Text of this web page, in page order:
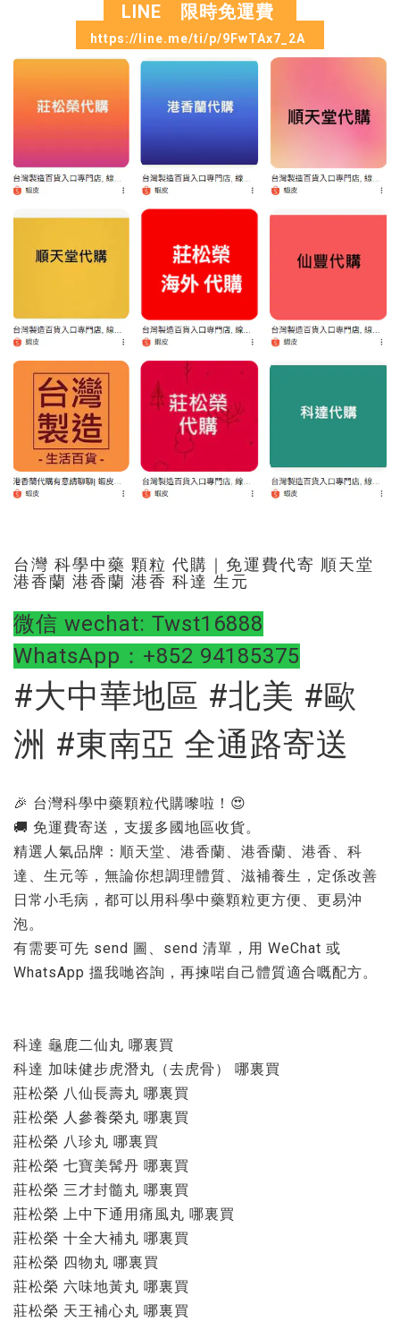
LINE 限時免運費
https://line.me/ti/p/9FwTAx7_2A
台灣 科學中藥 顆粒 代購｜免運費代寄 順天堂
港香蘭 港香蘭 港香 科達 生元
微信 wechat: Twst16888
WhatsApp：+852 94185375
#大中華地區 #北美 #歐
洲 #東南亞 全通路寄送
🎉 台灣科學中藥顆粒代購嚟啦！😍
🚚 免運費寄送，支援多國地區收貨。
精選人氣品牌：順天堂、港香蘭、港香蘭、港香、科
達、生元等，無論你想調理體質、滋補養生，定係改善
日常小毛病，都可以用科學中藥顆粒更方便、更易沖
泡。
有需要可先 send 圖、send 清單，用 WeChat 或
WhatsApp 搵我哋咨詢，再揀啱自己體質適合嘅配方。
科達 龜鹿二仙丸 哪裏買
科達 加味健步虎潛丸（去虎骨） 哪裏買
莊松榮 八仙長壽丸 哪裏買
莊松榮 人參養榮丸 哪裏買
莊松榮 八珍丸 哪裏買
莊松榮 七寶美髯丹 哪裏買
莊松榮 三才封髓丸 哪裏買
莊松榮 上中下通用痛風丸 哪裏買
莊松榮 十全大補丸 哪裏買
莊松榮 四物丸 哪裏買
莊松榮 六味地黃丸 哪裏買
莊松榮 天王補心丸 哪裏買